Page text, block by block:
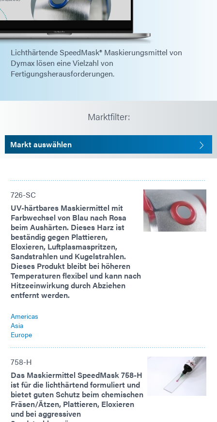
Lichthärtende SpeedMask® Maskierungsmittel von
Dymax lösen eine Vielzahl von
Fertigungsherausforderungen.
Marktfilter:
Markt auswählen
726-SC
UV-härtbares Maskiermittel mit
Farbwechsel von Blau nach Rosa
beim Aushärten. Dieses Harz ist
beständig gegen Plattieren,
Eloxieren, Luftplasmaspritzen,
Sandstrahlen und Kugelstrahlen.
Dieses Produkt bleibt bei höheren
Temperaturen flexibel und kann nach
Hitzeeinwirkung durch Abziehen
entfernt werden.
Americas
Asia
Europe
758-H
Das Maskiermittel SpeedMask 758-H
ist für die lichthärtend formuliert und
bietet guten Schutz beim chemischen
Fräsen/Ätzen, Plattieren, Eloxieren
und bei aggressiven